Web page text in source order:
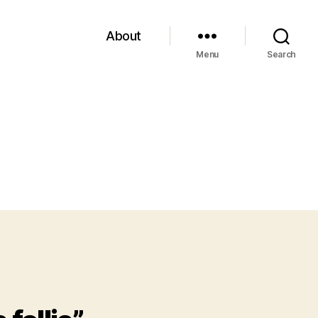
About
Menu Search